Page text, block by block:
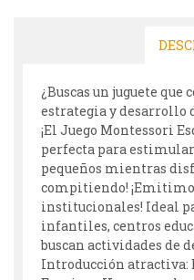
¿Buscas un juguete
estrategia y desarrollo
¡El Juego Montessori
perfecta para
pequeños mientras
compitiendo!
institucionales! Ideal
infantiles, centros
buscan actividades de
Introducción atractiva: